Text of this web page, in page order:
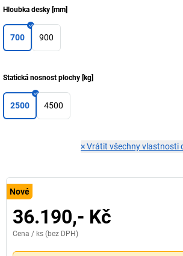
Hloubka desky [mm]
700 900
Statická nosnost plochy [kg]
2500 4500
×Vrátit všechny vlastnosti
Nové
36.190,- Kč
Cena / ks (bez DPH)